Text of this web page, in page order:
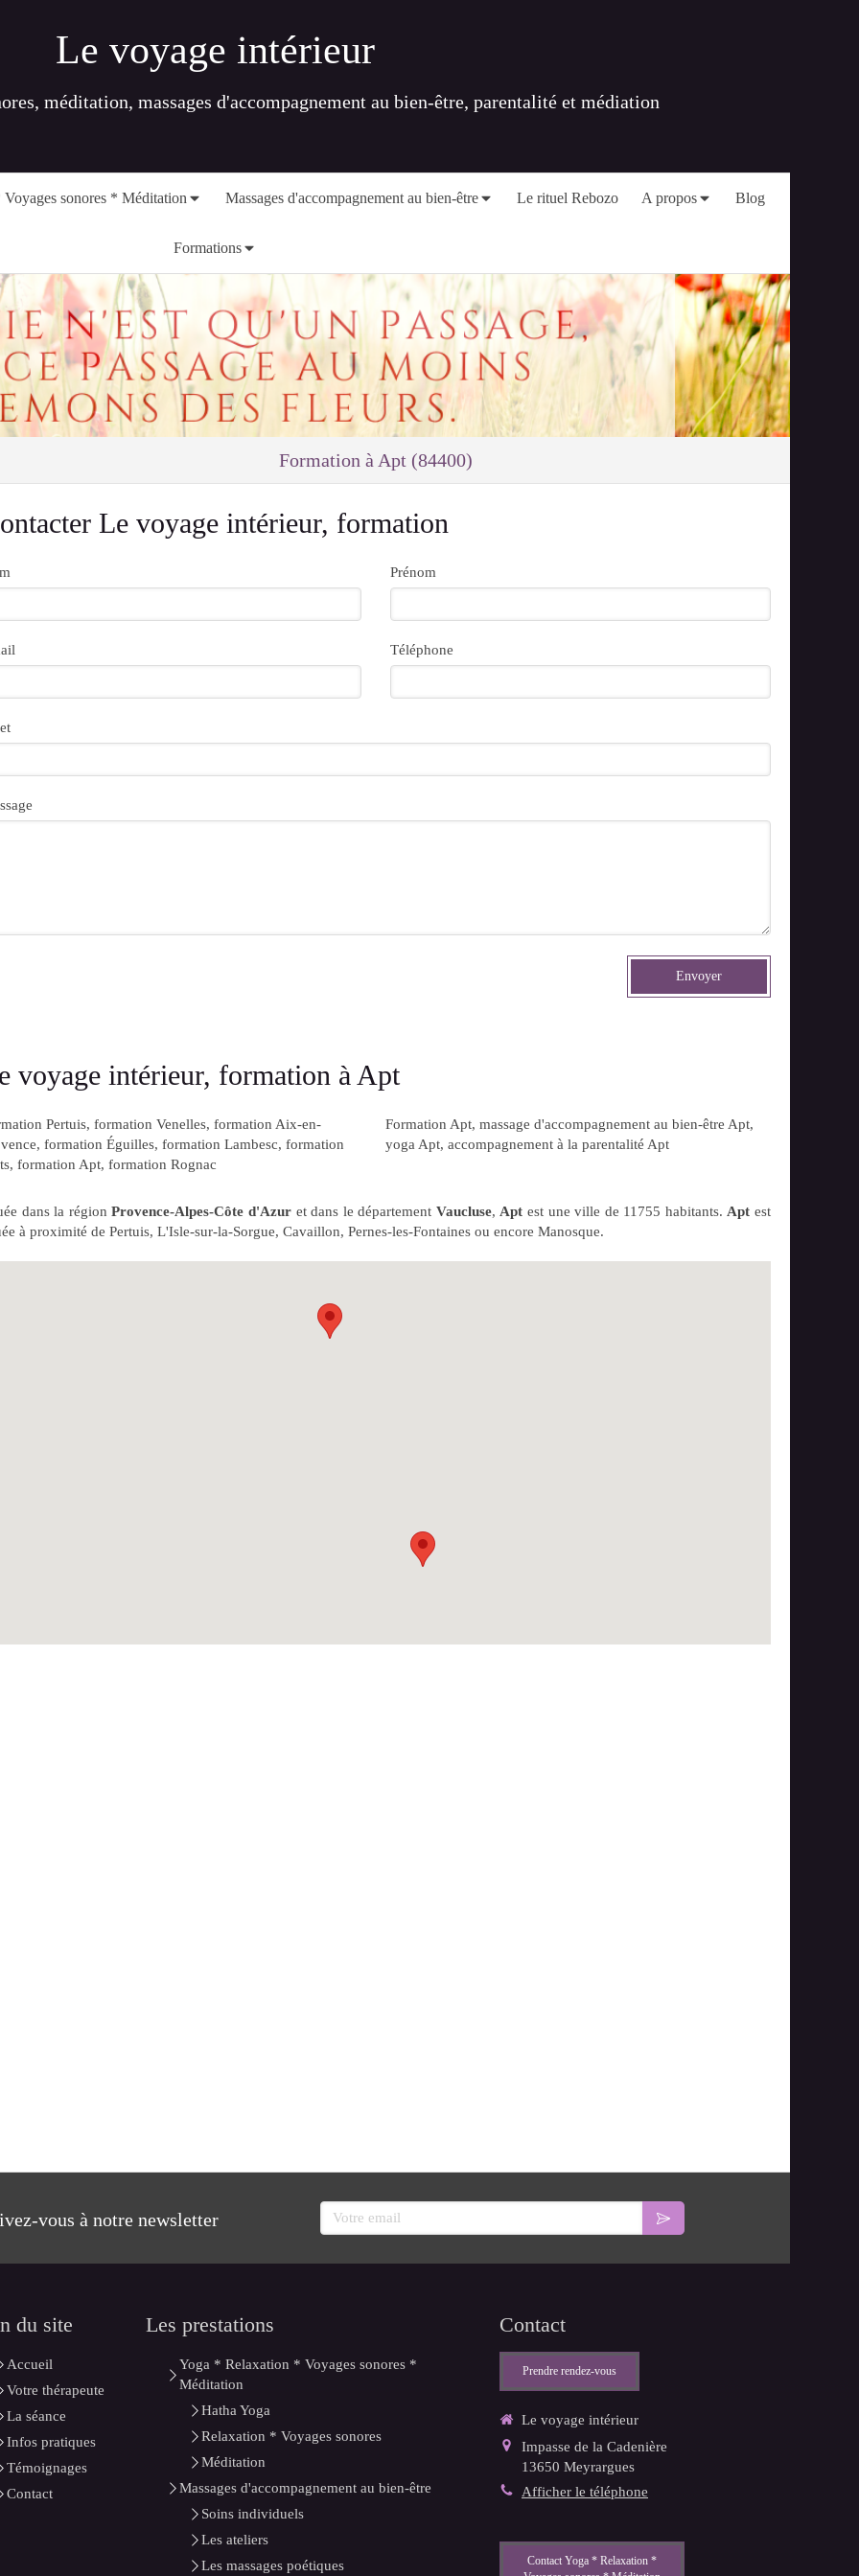
Le voyage intérieur
méditation, massages d'accompagnement au bien-être, parentalité et médiation
sonores * Méditation Massages d'accompagnement au bien-être Le rituel Rebozo A propos Blog
Formations
Formation à Apt (84400)
Le voyage intérieur, formation
Prénom
Téléphone
Envoyer
voyage intérieur, formation à Apt
Pertuis, formation Venelles, formation Aix-en-
, formation Éguilles, formation Lambesc, formation
, formation Apt, formation Rognac
Formation Apt, massage d'accompagnement au bien-être Apt,
yoga Apt, accompagnement à la parentalité Apt
dans la régionProvence-Alpes-Côte d'Azuret dans le département Vaucluse, Apt est une ville de 11755 habitants. Apt est
à proximité de Pertuis, L'Isle-sur-la-Sorgue, Cavaillon, Pernes-les-Fontaines ou encore Manosque.
vous à notre newsletter Votre email
du site
Accueil
Votre thérapeute
La séance
Infos pratiques
Témoignages
Contact
Les prestations
Yoga * Relaxation * Voyages sonores *
Méditation
Hatha Yoga
Relaxation * Voyages sonores
Méditation
Massages d'accompagnement au bien-être
Soins individuels
Les ateliers
Les massages poétiques
Contact
Prendre rendez-vous
Le voyage intérieur
Impasse de la Cadenière
13650 Meyrargues
Afficher le téléphone
Contact Yoga * Relaxation *